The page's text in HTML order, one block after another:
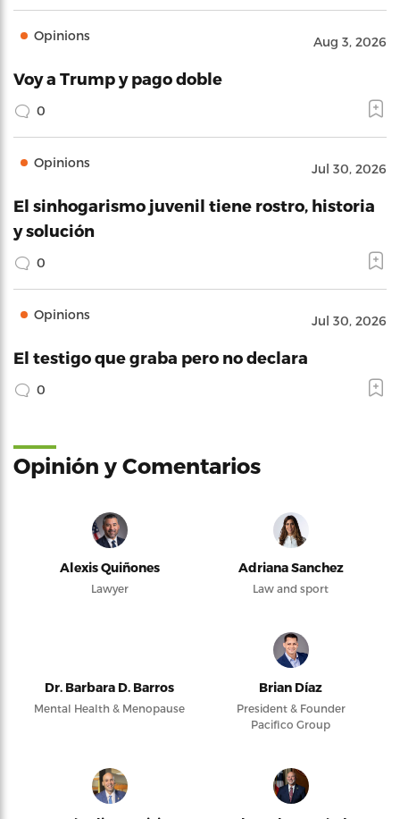
Opinions Aug 3, 2026
Voy a Trump y pago doble
0
Opinions Jul 30, 2026
El sinhogarismo juvenil tiene rostro, historia
y solución
0
Opinions Jul 30, 2026
El testigo que graba pero no declara
0
Opinión y Comentarios
Alexis Quiñones
Lawyer
Adriana Sanchez
Law and sport
Dr. Barbara D. Barros
Mental Health & Menopause
Brian Díaz
President & Founder
Pacifico Group